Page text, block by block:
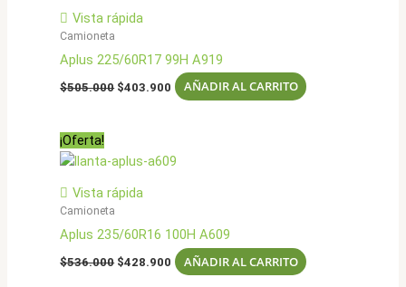
Vista rápida
Camioneta
Aplus 225/60R17 99H A919
$505.000 El
$403.900 El
precio
AÑADIR AL CARRITO
¡Oferta!
Vista rápida
Camioneta
Aplus 235/60R16 100H A609
$536.000 El
$428.900 El
precio
AÑADIR AL CARRITO